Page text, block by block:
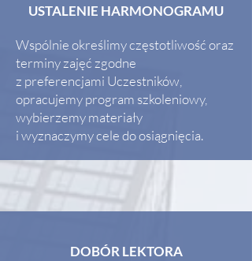
USTALENIE HARMONOGRAMU
Wspólnie określimy częstotliwość oraz
terminy zajęć zgodne
z preferencjami Uczestników,
opracujemy program szkoleniowy,
wybierzemy materiały
i wyznaczymy cele do osiągnięcia.
DOBÓR LEKTORA